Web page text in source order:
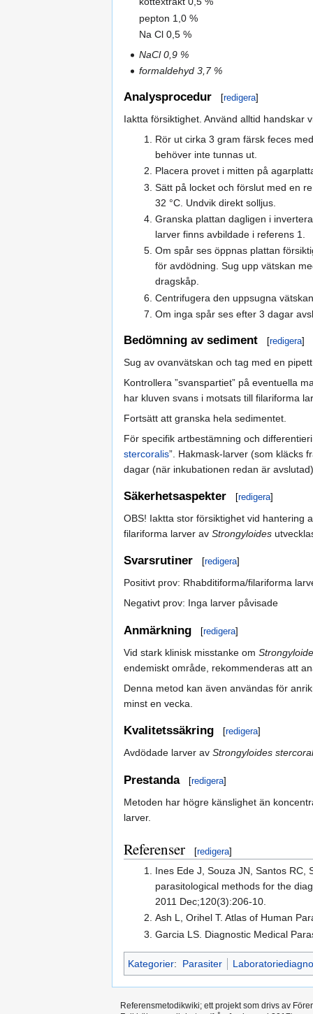
pepton 1,0 %
Na Cl 0,5 %
NaCl 0,9 %
formaldehyd 3,7 %
Analysprocedur [redigera]
Iaktta försiktighet. Använd alltid handskar
Rör ut cirka 3 gram färsk feces
behöver inte tunnas ut.
Placera provet i mitten på
Sätt på locket och förslut med en
32 °C. Undvik direkt solljus.
Granska plattan dagligen i
larver finns avbildade i referens 1.
Om spår ses öppnas plattan
för avdödning. Sug upp vätskan
dragskåp.
Centrifugera den uppsugna
Om inga spår ses efter 3 dagar
Bedömning av sediment [redigera]
Sug av ovanvätskan och tag med en
Kontrollera ”svanspartiet” på eventuella
har kluven svans i motsats till filariforma
Fortsätt att granska hela sedimentet.
För specifik artbestämning och
stercoralis”. Hakmask-larver (som kläcks
dagar (när inkubationen redan är
Säkerhetsaspekter [redigera]
OBS! Iaktta stor försiktighet vid hantering
filariforma larver av Strongyloides
Svarsrutiner [redigera]
Positivt prov: Rhabditiforma/filariforma
Negativt prov: Inga larver påvisade
Anmärkning [redigera]
Vid stark klinisk misstanke om
endemiskt område, rekommenderas att
Denna metod kan även användas för
minst en vecka.
Kvalitetssäkring [redigera]
Avdödade larver av Strongyloides
Prestanda [redigera]
Metoden har högre känslighet än
larver.
Referenser [redigera]
Ines Ede J, Souza JN, Santos RC,
parasitological methods for the
2011 Dec;120(3):206-10.
Ash L, Orihel T. Atlas of Human
Garcia LS. Diagnostic Medical
Kategorier: Parasiter
Referensmetodikwiki; ett projekt som drivs av